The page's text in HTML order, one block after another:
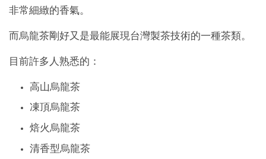
非常細緻的香氣。
而烏龍茶剛好又是最能展現台灣製茶技術的一種茶類。
目前許多人熟悉的：
高山烏龍茶
凍頂烏龍茶
焙火烏龍茶
清香型烏龍茶